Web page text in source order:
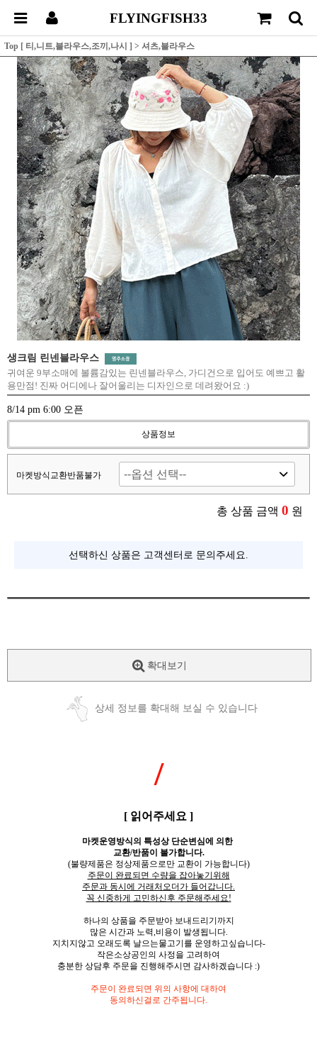
FLYINGFISH33
Top [ 티,니트,블라우스,조끼,나시 ] > 셔츠,블라우스
생크림 린넨블라우스
귀여운 9부소매에 볼륨감있는 린넨블라우스, 가디건으로 입어도 예쁘고 활
용만점! 진짜 어디에나 잘어울리는 디자인으로 데려왔어요 :)
8/14 pm 6:00 오픈
상품정보
마켓방식교환반품불가
총 상품 금액 0 원
선택하신 상품은 고객센터로 문의주세요.
확대보기
상세 정보를 확대해 보실 수 있습니다
/
[ 읽어주세요 ]
마켓운영방식의 특성상 단순변심에 의한
교환/반품이 불가합니다.
(불량제품은 정상제품으로만 교환이 가능합니다)
주문이 완료되면 수량을 잡아놓기위해
주문과 동시에 거래처오더가 들어갑니다.
꼭 신중하게 고민하신후 주문해주세요!
하나의 상품을 주문받아 보내드리기까지
많은 시간과 노력,비용이 발생됩니다.
지치지않고 오래도록 날으는물고기를 운영하고싶습니다-
작은소상공인의 사정을 고려하여
충분한 상담후 주문을 진행해주시면 감사하겠습니다 :)
주문이 완료되면 위의 사항에 대하여
동의하신걸로 간주됩니다.